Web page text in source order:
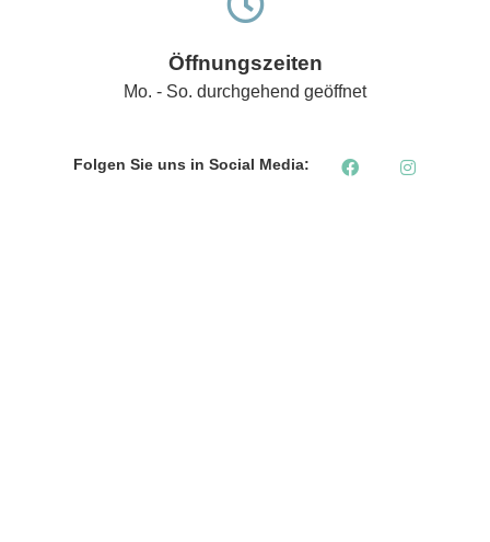
Öffnungszeiten
Mo. - So. durchgehend geöffnet
Folgen Sie uns in Social Media: